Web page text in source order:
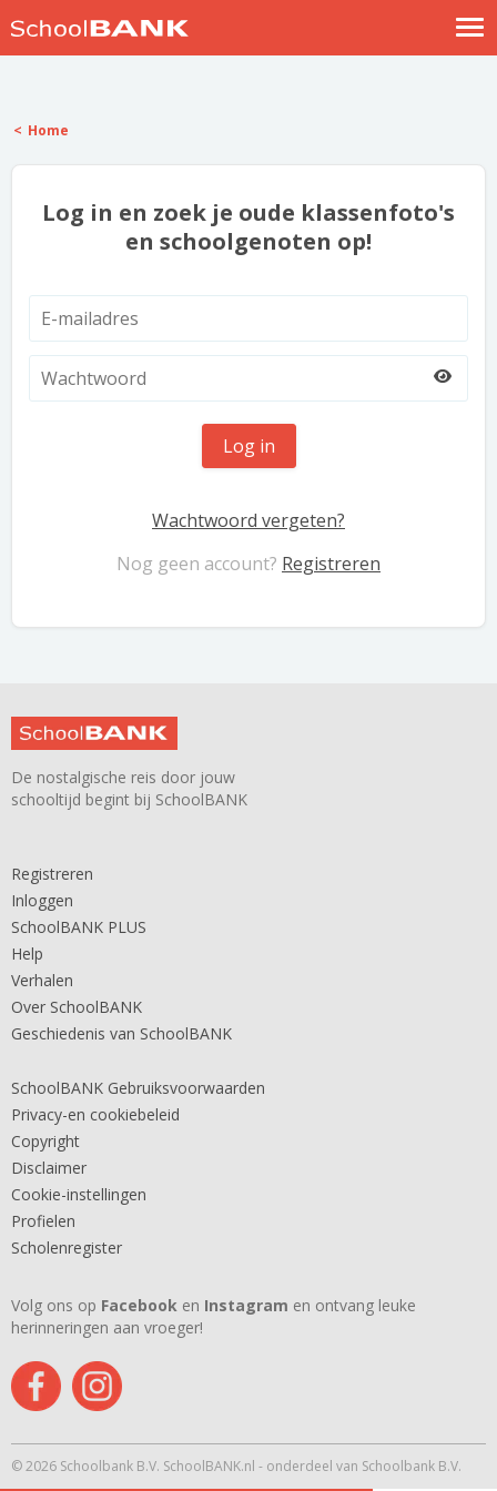
Help
Home
Log in en zoek je oude klassenfoto's
en schoolgenoten op!
Log in
Wachtwoord vergeten?
Nog geen account? Registreren
De nostalgische reis door jouw
schooltijd begint bij SchoolBANK
Registreren
Inloggen
SchoolBANK PLUS
Help
Verhalen
Over SchoolBANK
Geschiedenis van SchoolBANK
SchoolBANK Gebruiksvoorwaarden
Privacy-en cookiebeleid
Copyright
Disclaimer
Cookie-instellingen
Profielen
Scholenregister
Volg ons op Facebook en Instagram en ontvang leuke
herinneringen aan vroeger!
© 2026 Schoolbank B.V. SchoolBANK.nl - onderdeel van Schoolbank B.V.